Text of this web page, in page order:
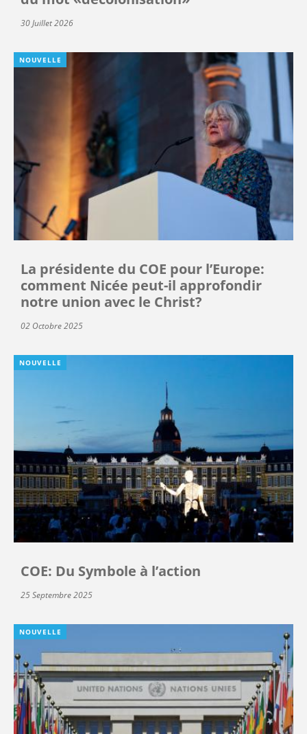
30 Juillet 2026
NOUVELLE
La présidente du COE pour l’Europe:
comment Nicée peut-il approfondir
notre union avec le Christ?
02 Octobre 2025
NOUVELLE
COE: Du Symbole à l’action
25 Septembre 2025
NOUVELLE